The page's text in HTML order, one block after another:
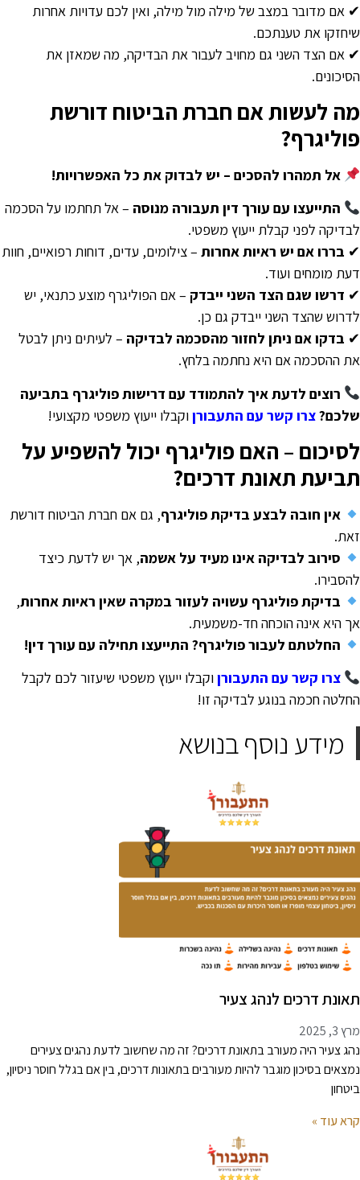
אם מדובר במצב של מילה מול מילה, ואין לכם עדויות אחרות
את טענתכם.
אם הצד השני גם מחויב לעבור את הבדיקה, מה שמאזן את
לעשות אם חברת הביטוח דורשת
אל תמהרו להסכים – יש לבדוק את כל האפשרויות!
התייעצו עם עורך דין תעבורה מנוסה– אל תחתמו על הסכמה
לפני קבלת ייעוץ משפטי.
בררו אם יש ראיות אחרות– צילומים, עדים, דוחות רפואיים, חוות
מומחים ועוד.
דרשו שגם הצד השני ייבדק– אם הפוליגרף מוצע כתנאי, יש
שהצד השני ייבדק גם כן.
בדקו אם ניתן לחזור מהסכמה לבדיקה– לעיתים ניתן לבטל
ההסכמה אם היא נחתמה בלחץ.
רוצים לדעת איך להתמודד עם דרישות פוליגרף בתביעה
צרו קשר עם התעבורןוקבלו ייעוץ משפטי מקצועי!
– האם פוליגרף יכול להשפיע על
תאונת דרכים?
אין חובה לבצע בדיקת פוליגרף, גם אם חברת הביטוח דורשת
סירוב לבדיקה אינו מעיד על אשמה, אך יש לדעת כיצד
בדיקת פוליגרף עשויה לעזור במקרה שאין ראיות אחרות,
היא אינה הוכחה חד-משמעית.
החלטתם לעבור פוליגרף? התייעצו תחילה עם עורך דין!
צרו קשר עם התעבורןוקבלו ייעוץ משפטי שיעזור לכם לקבל
חכמה בנוגע לבדיקה זו!
מידע נוסף בנושא
דרכים לנהג צעיר
3, 2025
צעיר היה מעורב בתאונת דרכים? זה מה שחשוב לדעת נהגים צעירים
בסיכון מוגבר להיות מעורבים בתאונות דרכים, בין אם בגלל חוסר ניסיון,
עוד »